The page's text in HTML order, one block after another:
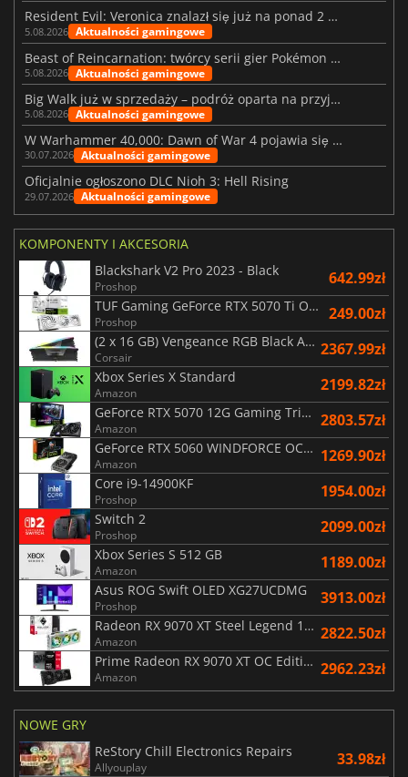
Resident Evil: Veronica znalazł się już na ponad 2 milionach list życzeń
5.08.2026 Aktualności gamingowe
Beast of Reincarnation: twórcy serii gier Pokémon wkraczają na nową ścieżkę
5.08.2026 Aktualności gamingowe
Big Walk już w sprzedaży – podróż oparta na przyjaźni
5.08.2026 Aktualności gamingowe
W Warhammer 40,000: Dawn of War 4 pojawia się frakcja Nekronów
30.07.2026 Aktualności gamingowe
Oficjalnie ogłoszono DLC Nioh 3: Hell Rising
29.07.2026 Aktualności gamingowe
KOMPONENTY I AKCESORIA
Blackshark V2 Pro 2023 - Black
Proshop 642.99zł
TUF Gaming GeForce RTX 5070 Ti OC White Edition 16GB
Proshop 249.00zł
(2 x 16 GB) Vengeance RGB Black AMD Expo 6000 MHz - CAS 30
Corsair 2367.99zł
Xbox Series X Standard
Amazon 2199.82zł
GeForce RTX 5070 12G Gaming Trio OC Black
Amazon 2803.57zł
GeForce RTX 5060 WINDFORCE OC 8G
Amazon 1269.90zł
Core i9-14900KF
Proshop 1954.00zł
Switch 2
Proshop 2099.00zł
Xbox Series S 512 GB
Amazon 1189.00zł
Asus ROG Swift OLED XG27UCDMG
Proshop 3913.00zł
Radeon RX 9070 XT Steel Legend 16GB
Amazon 2822.50zł
Prime Radeon RX 9070 XT OC Edition 16G
Amazon 2962.23zł
NOWE GRY
ReStory Chill Electronics Repairs
Allyouplay 33.98zł